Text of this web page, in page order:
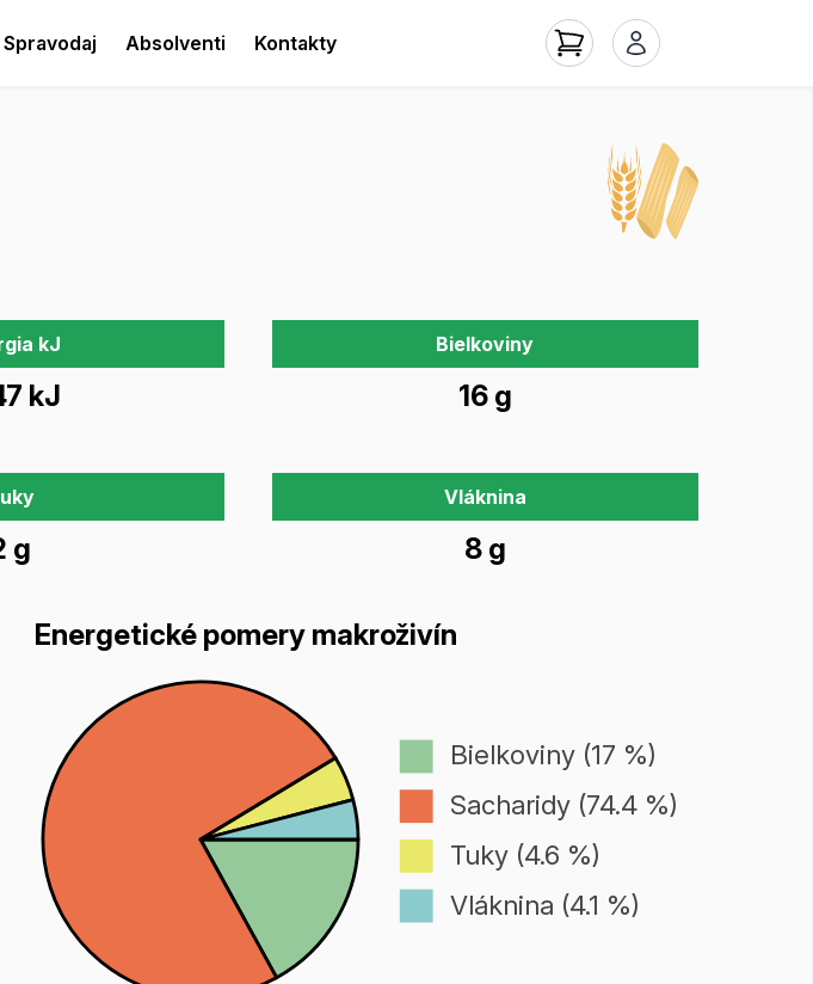
Spravodaj Absolventi Kontakty
kJ
kJ
Bielkoviny
16 g
g
Vláknina
8 g
Energetické pomery makroživín
Bielkoviny (17 %)
Sacharidy (74.4 %)
Tuky (4.6 %)
Vláknina (4.1 %)